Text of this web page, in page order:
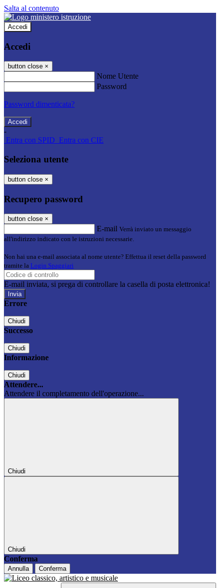
Salta al contenuto
Accedi
Accedi
button close ×
Nome Utente
Password
Password dimenticata?
-
Entra con SPID Entra con CIE
Seleziona utente
button close ×
Recupero password
button close ×
E-mail Verrà inviato un messaggio
all'indirizzo indicato con le istruzioni necessarie.
Non hai una e-mail associata al nome utente? Effettua il reset della password
tramite la Login Spaggiari
E-mail inviata, si prega di controllare la casella di posta elettronica!
Errore
Chiudi
Successo
Chiudi
Informazione
Chiudi
Attendere...
Attendere il completamento dell'operazione...
Chiudi
Chiudi
Conferma
Annulla Conferma